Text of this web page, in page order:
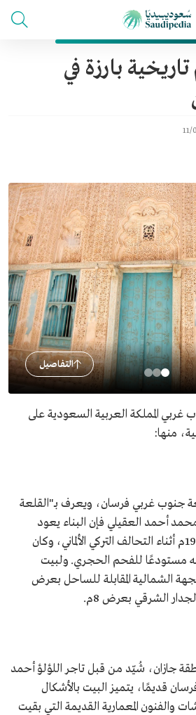
بارزة في
11/
التفاصيل
غربي المملكة العربية السعودية على
منها:
جنوب غربي فرسان، ويعرف بـ"القلعة
محمد أحمد العقيلي فإن البناء يعود
تاريخه إلى عام 1319هـ/1901م أثناء التحالف التركي الألماني، وكان
مستودعًا للفحم الحجري. ولبيت
الشمالية المقابلة للساحل بعرض
جازان، شُيّد من قبل تاجر اللؤلؤ أحمد
قديمًا، يتميز البيت بالأشكال
والفنون المعمارية القديمة التي بقيت